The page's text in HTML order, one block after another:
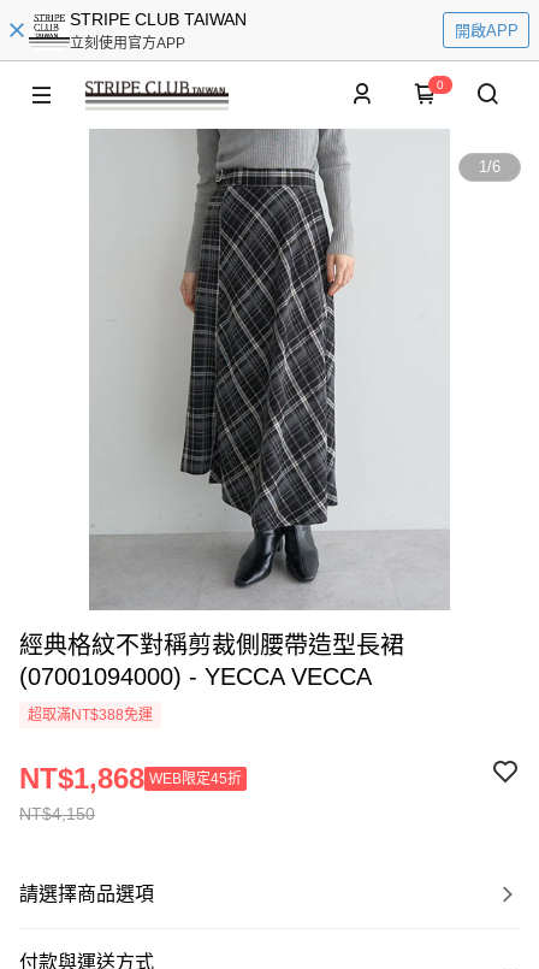
STRIPE CLUB TAIWAN
立刻使用官方APP
開啟APP
0
1/6
經典格紋不對稱剪裁側腰帶造型長裙
(07001094000) - YECCA VECCA
超取滿NT$388免運
NT$4,150
NT$1,868 WEB限定45折
請選擇商品選項
付款與運送方式